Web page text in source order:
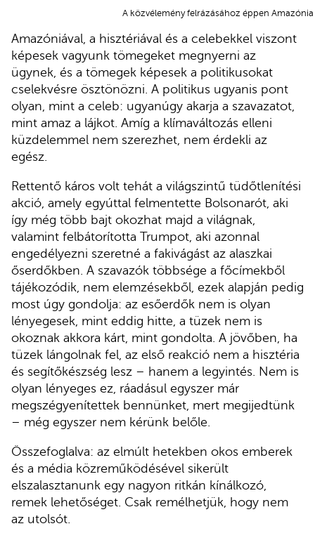
A közvélemény felrázásához éppen
Amazóniával, a hisztériával és a celebekkel viszont
képesek vagyunk tömegeket megnyerni az
ügynek, és a tömegek képesek a politikusokat
cselekvésre ösztönözni. A politikus ugyanis pont
olyan, mint a celeb: ugyanúgy akarja a szavazatot,
mint amaz a lájkot. Amíg a klímaváltozás elleni
küzdelemmel nem szerezhet, nem érdekli az
egész.
Rettentő káros volt tehát a világszintű tüdőtlenítési
akció, amely egyúttal felmentette Bolsonarót, aki
így még több bajt okozhat majd a világnak,
valamint felbátorította Trumpot, aki azonnal
engedélyezni szeretné a fakivágást az alaszkai
őserdőkben. A szavazók többsége a főcímekből
tájékozódik, nem elemzésekből, ezek alapján pedig
most úgy gondolja: az esőerdők nem is olyan
lényegesek, mint eddig hitte, a tüzek nem is
okoznak akkora kárt, mint gondolta. A jövőben, ha
tüzek lángolnak fel, az első reakció nem a hisztéria
és segítőkészség lesz – hanem a legyintés. Nem is
olyan lényeges ez, ráadásul egyszer már
megszégyenítettek bennünket, mert megijedtünk
– még egyszer nem kérünk belőle.
Összefoglalva: az elmúlt hetekben okos emberek
és a média közreműködésével sikerült
elszalasztanunk egy nagyon ritkán kínálkozó,
remek lehetőséget. Csak remélhetjük, hogy nem
az utolsót.